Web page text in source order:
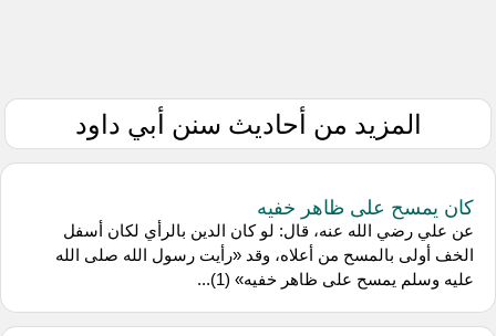
المزيد من أحاديث سنن أبي داود
كان يمسح على ظاهر خفيه
عن علي رضي الله عنه، قال: لو كان الدين بالرأي لكان أسفل
الخف أولى بالمسح من أعلاه، وقد «رأيت رسول الله صلى الله
عليه وسلم يمسح على ظاهر خفيه» (1)...